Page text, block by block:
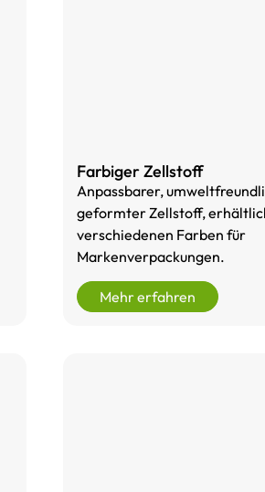
Farbiger Zellstoff
Anpassbarer,
geformter Zellstoff,
verschiedenen Farben für
Markenverpackungen.
Mehr erfahren